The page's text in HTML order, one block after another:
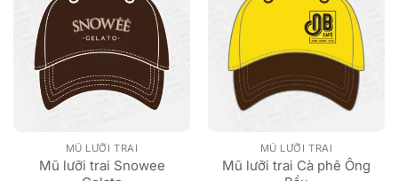
MŨ LƯỠI TRAI
Mũ lưỡi trai Snowee
MŨ LƯỠI TRAI
Mũ lưỡi trai Cà phê Ông